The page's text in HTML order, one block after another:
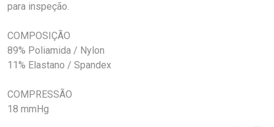
para inspeção.
COMPOSIÇÃO
89% Poliamida / Nylon
11% Elastano / Spandex
COMPRESSÃO
18 mmHg